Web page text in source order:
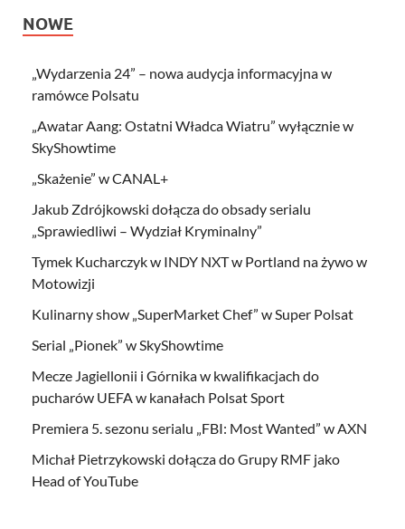
NOWE
„Wydarzenia 24” – nowa audycja informacyjna w
ramówce Polsatu
„Awatar Aang: Ostatni Władca Wiatru” wyłącznie w
SkyShowtime
„Skażenie” w CANAL+
Jakub Zdrójkowski dołącza do obsady serialu
„Sprawiedliwi – Wydział Kryminalny”
Tymek Kucharczyk w INDY NXT w Portland na żywo w
Motowizji
Kulinarny show „SuperMarket Chef” w Super Polsat
Serial „Pionek” w SkyShowtime
Mecze Jagiellonii i Górnika w kwalifikacjach do
pucharów UEFA w kanałach Polsat Sport
Premiera 5. sezonu serialu „FBI: Most Wanted” w AXN
Michał Pietrzykowski dołącza do Grupy RMF jako
Head of YouTube